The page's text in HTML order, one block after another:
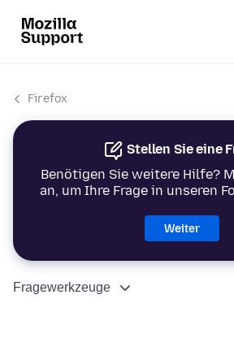
Firefox
Stellen Sie eine
Benötigen Sie weitere Hilfe?
an, um Ihre Frage in unseren
Weiter
Fragewerkzeuge